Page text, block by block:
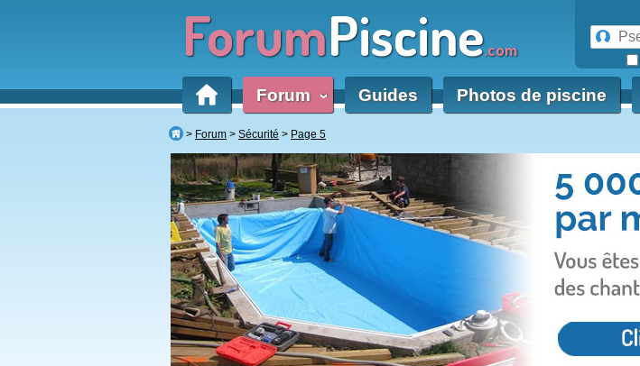
ForumPiscine.com
Forum ‹ Guides Photos de piscine
Forum Sécurité Page 5